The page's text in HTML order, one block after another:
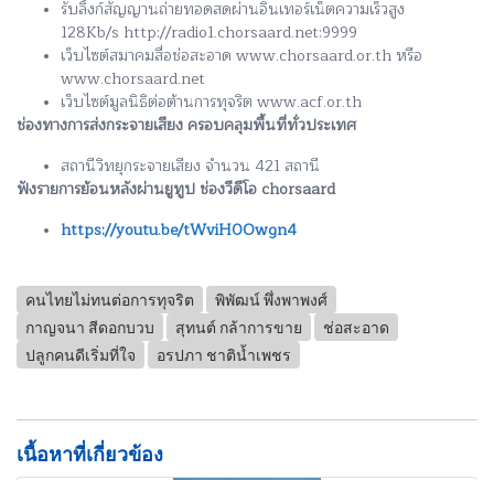
รับลิ้งก์สัญญานถ่ายทอดสดผ่านอินเทอร์เน็ตความเร็วสูง
128Kb/s http://radio1.chorsaard.net:9999
เว็บไซต์สมาคมสื่อช่อสะอาด www.chorsaard.or.th หรือ
www.chorsaard.net
เว็บไซต์มูลนิธิต่อต้านการทุจริต www.acf.or.th
ช่องทางการส่งกระจายเสียง ครอบคลุมพื้นที่ทั่วประเทศ
สถานีวิทยุกระจายเสียง จำนวน 421 สถานี
ฟังรายการย้อนหลังผ่านยูทูป ช่องวีดีโอ chorsaard
https://youtu.be/tWviH0Owgn4
คนไทยไม่ทนต่อการทุจริต
พิพัฒน์ พึ่งพาพงศ์
กาญจนา สีดอกบวบ
สุทนต์ กล้าการขาย
ช่อสะอาด
ปลูกคนดีเริ่มที่ใจ
อรปภา ชาติน้ำเพชร
เนื้อหาที่เกี่ยวข้อง